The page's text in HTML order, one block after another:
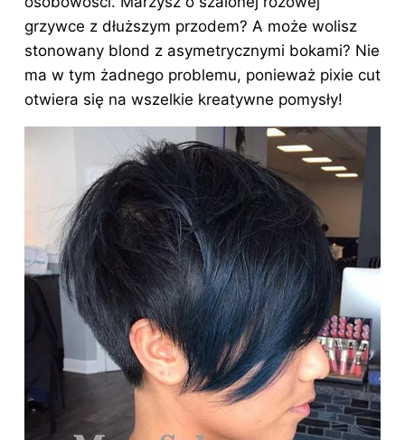
grzywce z dłuższym przodem? A może wolisz
stonowany blond z asymetrycznymi bokami? Nie
ma w tym żadnego problemu, ponieważ pixie cut
otwiera się na wszelkie kreatywne pomysły!